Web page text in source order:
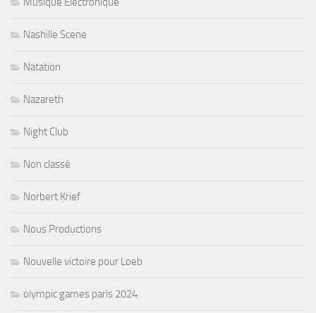
Nashille Scene
Natation
Nazareth
Night Club
Non classé
Norbert Krief
Nous Productions
Nouvelle victoire pour Loeb
olympic games paris 2024